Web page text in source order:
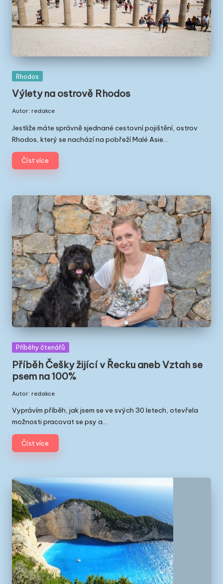
Posted
Rhodos
Výlety na ostrově Rhodos
Posted
by
Autor: redakce
Jestliže máte správně sjednané cestovní pojištění, ostrov
Rhodos, který se nachází na pobřeží Malé Asie…
Číst více
Posted
Příběhy čtenářů
Příběh Češky žijící v Řecku aneb Vztah se
psem na 100%
Posted
by
Autor: redakce
Vyprávím příběh, jak jsem se ve svých 30 letech, otevřela
možnosti pracovat se psy a…
Číst více